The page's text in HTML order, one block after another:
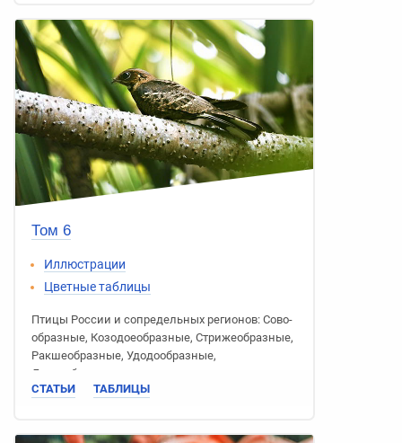
Том 6
Иллюстрации
Цветные таблицы
Птицы России и сопредельных регионов: Сово­
образные, Козодое­образные, Стриже­образные,
Ракше­образные, Удодо­образные,
Дятлообразные
СТАТЬИ
ТАБЛИЦЫ